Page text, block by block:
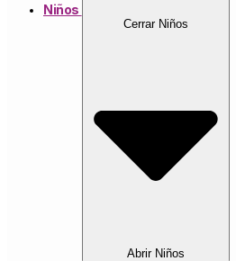
Niños
Cerrar Niños
Abrir Niños